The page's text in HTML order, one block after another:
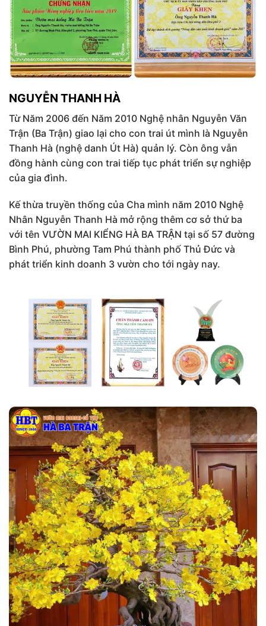
NGUYỄN THANH HÀ
Từ Năm 2006 đến Năm 2010 Nghệ nhân Nguyễn Văn
Trận (Ba Trận) giao lại cho con trai út mình là Nguyễn
Thanh Hà (nghệ danh Út Hà) quản lý. Còn ông vẫn
đồng hành cùng con trai tiếp tục phát triển sự nghiệp
của gia đình.
Kế thừa truyền thống của Cha mình năm 2010 Nghệ
Nhân Nguyễn Thanh Hà mở rộng thêm cơ sở thứ ba
với tên VƯỜN MAI KIỂNG HÀ BA TRẬN tại số 57 đường
Bình Phú, phường Tam Phú thành phố Thủ Đức và
phát triển kinh doanh 3 vườn cho tới ngày nay.